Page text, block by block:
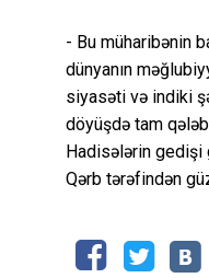
- Bu müharibənin
dünyanın
siyasəti və indiki
döyüşdə tam
Hadisələrin gedişi
Qərb tərəfindən